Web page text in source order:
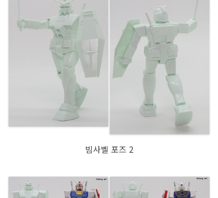
빔사벨 포즈 2